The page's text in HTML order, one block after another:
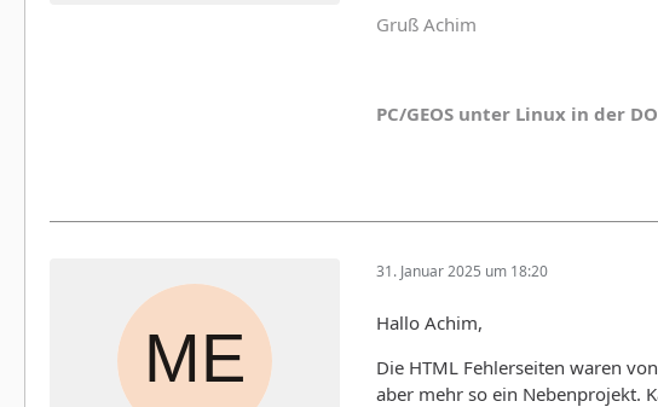
Gruß Achim
PC/GEOS unter Linux in der
31. Januar 2025 um 18:20
Hallo Achim,
Die HTML Fehlerseiten waren
aber mehr so ein Nebenprojekt.